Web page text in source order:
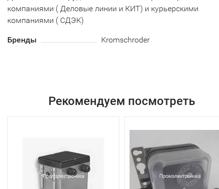
компаниями ( Деловые линии и КИТ) и курьерскими
компаниями ( СДЭК)
Бренды Kromschroder
Рекомендуем посмотреть